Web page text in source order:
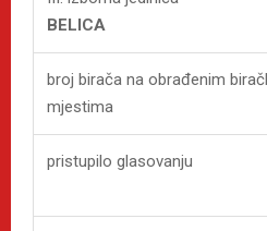
BELICA
broj birača na obrađenim
mjestima
pristupilo glasovanju